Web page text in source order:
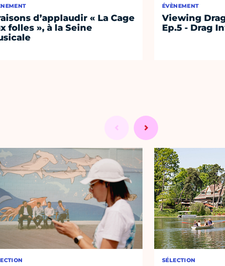
d’applaudir « La Cage
folles », à la Seine
ÉVÈNEMENT
Viewing
Ep.5 - Drag
SÉLECTION